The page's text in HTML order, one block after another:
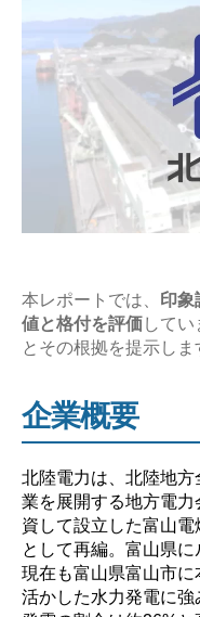
本レポートでは、 印象
値と格付を評価して
とその根拠を提示しま
企業概要
北陸電力は、北陸地
業を展開する地方電
資して設立した富山
として再編。富山県に
現在も富山県富山市
活かした水力発電に